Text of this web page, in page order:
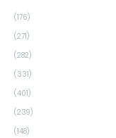
(176)
(271)
(282)
(331)
(401)
(239)
(148)